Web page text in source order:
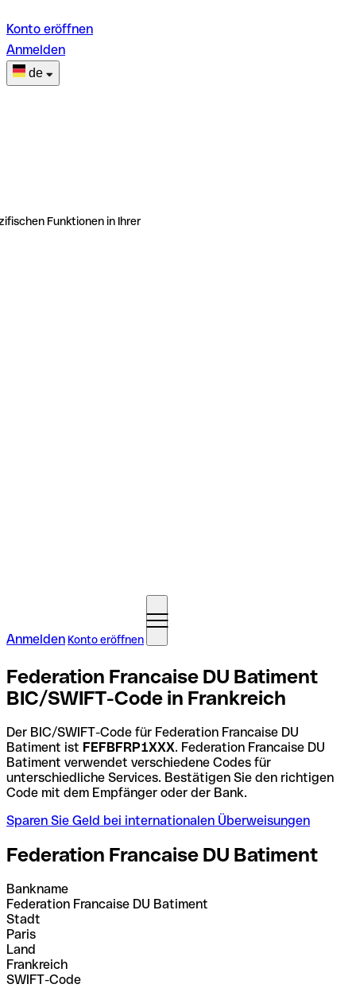
Konto eröffnen
Anmelden
de
Funktionen in Ihrer
Anmelden Konto eröffnen
Federation Francaise DU Batiment
BIC/SWIFT-Code in Frankreich
Der BIC/SWIFT-Code für Federation Francaise DU
Batiment ist FEFBFRP1XXX. Federation Francaise DU
Batiment verwendet verschiedene Codes für
unterschiedliche Services. Bestätigen Sie den richtigen
Code mit dem Empfänger oder der Bank.
Sparen Sie Geld bei internationalen Überweisungen
Federation Francaise DU Batiment
Bankname
Federation Francaise DU Batiment
Stadt
Paris
Land
Frankreich
SWIFT-Code